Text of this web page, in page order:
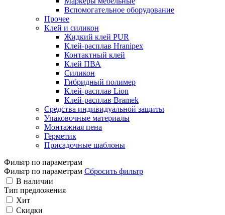
Вспомогательное оборудование
Прочее
Клей и силикон
Жидкий клей PUR
Клей-расплав Hranipex
Контактный клей
Клей ПВА
Силикон
Гибридный полимер
Клей-расплав Lion
Клей-расплав Bramek
Средства индивидуальной защиты
Упаковочные материалы
Монтажная пена
Герметик
Присадочные шаблоны
Фильтр по параметрам
Фильтр по параметрам Сбросить фильтр
В наличии
Тип предложения
Хит
Скидки